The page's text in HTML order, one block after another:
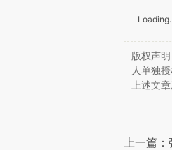
版权声
人单独
上述文
上一篇：